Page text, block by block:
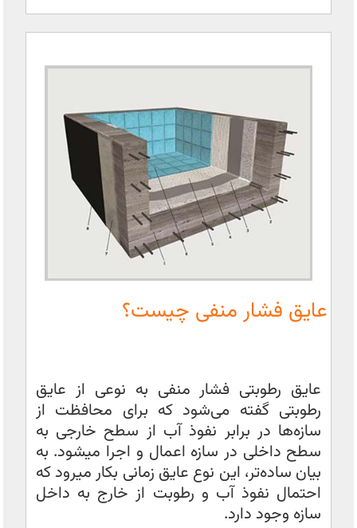
عایق فشار منفی چیست؟
عایق رطوبتی فشار منفی به نوعی از عایق
رطوبتی گفته می‌شود که برای محافظت از
سازه‌ها در برابر نفوذ آب از سطح خارجی به
سطح داخلی در سازه اعمال و اجرا میشود. به
بیان ساده‌تر، این نوع عایق زمانی بکار میرود که
احتمال نفوذ آب و رطوبت از خارج به داخل
سازه وجود دارد.